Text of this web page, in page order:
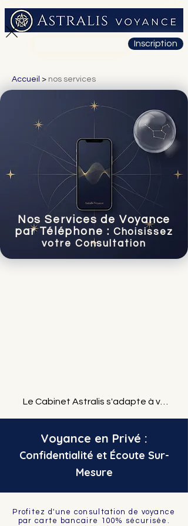
Inscription
Accueil > nos services
Nos Services de Voyance
par Téléphone : Choisissez
votre Consultation
Le Cabinet Astralis s'adapte à vos
sans utiliser de carte bancaire, d'un
accompagnement approfondi en
totale confidentialité, ou d'une
Découvrez nos différents services et
Voyance en Privé :
Confidentialité et Écoute Sur-
Mesure
Profitez d'une consultation de voyance
par carte bancaire 100% sécurisée.